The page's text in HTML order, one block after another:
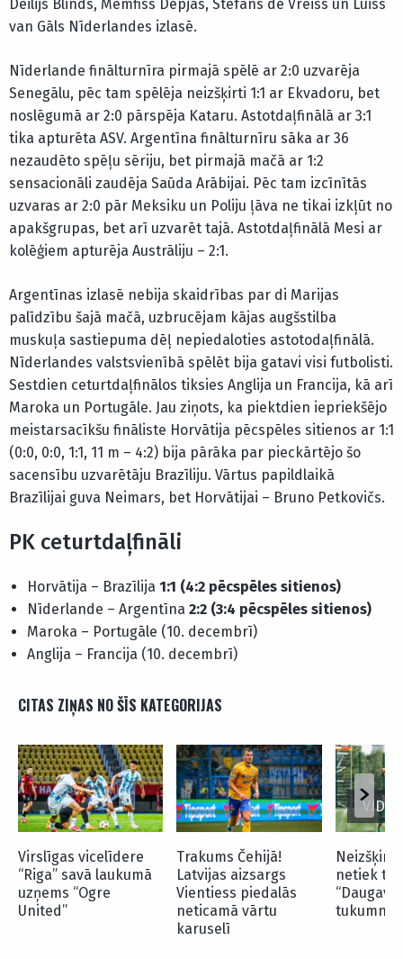
Deilijs Blinds, Memfiss Depjas, Stefans de Vreiss un Luiss
van Gāls Nīderlandes izlasē.
Nīderlande finālturnīra pirmajā spēlē ar 2:0 uzvarēja
Senegālu, pēc tam spēlēja neizšķirti 1:1 ar Ekvadoru, bet
noslēgumā ar 2:0 pārspēja Kataru. Astotdaļfinālā ar 3:1
tika apturēta ASV. Argentīna finālturnīru sāka ar 36
nezaudēto spēļu sēriju, bet pirmajā mačā ar 1:2
sensacionāli zaudēja Saūda Arābijai. Pēc tam izcīnītās
uzvaras ar 2:0 pār Meksiku un Poliju ļāva ne tikai izkļūt no
apakšgrupas, bet arī uzvarēt tajā. Astotdaļfinālā Mesi ar
kolēģiem apturēja Austrāliju – 2:1.
Argentīnas izlasē nebija skaidrības par di Marijas
palīdzību šajā mačā, uzbrucējam kājas augšstilba
muskuļa sastiepuma dēļ nepiedaloties astotodaļfinālā.
Nīderlandes valstsvienībā spēlēt bija gatavi visi futbolisti.
Sestdien ceturtdaļfinālos tiksies Anglija un Francija, kā arī
Maroka un Portugāle. Jau ziņots, ka piektdien iepriekšējo
meistarsacīkšu fināliste Horvātija pēcspēles sitienos ar 1:1
(0:0, 0:0, 1:1, 11 m – 4:2) bija pārāka par pieckārtējo šo
sacensību uzvarētāju Brazīliju. Vārtus papildlaikā
Brazīlijai guva Neimars, bet Horvātijai – Bruno Petkovičs.
PK ceturtdaļfināli
Horvātija – Brazīlija 1:1 (4:2 pēcspēles sitienos)
Nīderlande – Argentīna 2:2 (3:4 pēcspēles sitienos)
Maroka – Portugāle (10. decembrī)
Anglija – Francija (10. decembrī)
CITAS ZIŅAS NO ŠĪS KATEGORIJAS
Virslīgas vicelīdere
“Riga” savā laukumā
uzņems “Ogre
United”
Trakums Čehijā!
Latvijas aizsargs
Vientiess piedalās
neticamā vārtu
karuselī
VIDEO
netiek